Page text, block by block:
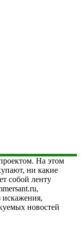
На этом
ни какие
собой ленту
искажения,
новостей